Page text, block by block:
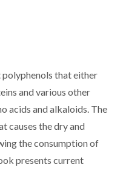
that either
and various other
acids and alkaloids. The
causes the dry and
the consumption of
presents current